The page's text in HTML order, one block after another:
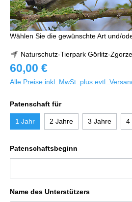
Wählen Sie die gewünschte Art und/
Naturschutz-Tierpark Görlitz-
60,00 €
Alle Preise inkl. MwSt. plus evtl.
Patenschaft für
1 Jahr 2 Jahre 3 Jahre 4
Patenschaftsbeginn
Name des Unterstützers